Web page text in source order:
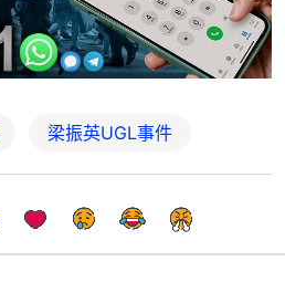
梁振英UGL事件